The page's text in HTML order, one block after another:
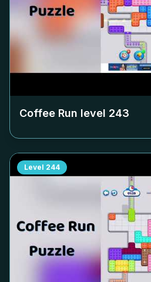
Coffee Run level 243
Level 244